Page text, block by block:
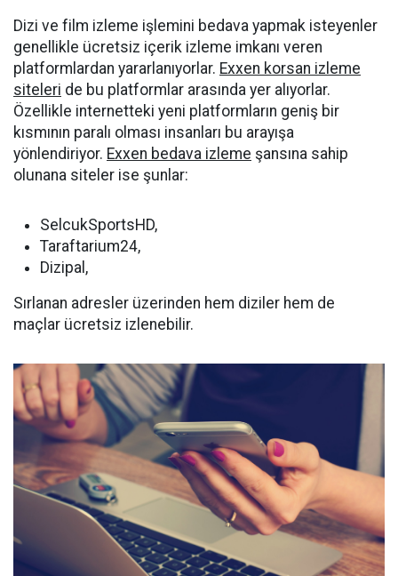
Dizi ve film izleme işlemini bedava yapmak isteyenler
genellikle ücretsiz içerik izleme imkanı veren
platformlardan yararlanıyorlar. Exxen korsan izleme
siteleri de bu platformlar arasında yer alıyorlar.
Özellikle internetteki yeni platformların geniş bir
kısmının paralı olması insanları bu arayışa
yönlendiriyor. Exxen bedava izleme şansına sahip
olunana siteler ise şunlar:
SelcukSportsHD,
Taraftarium24,
Dizipal,
Sırlanan adresler üzerinden hem diziler hem de
maçlar ücretsiz izlenebilir.